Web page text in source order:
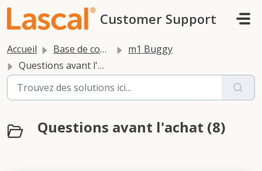
Passer au contenu principal
Customer Support
Accueil Base de connaissances
m1 Buggy
Questions avant l'achat
Questions avant l'achat (8)